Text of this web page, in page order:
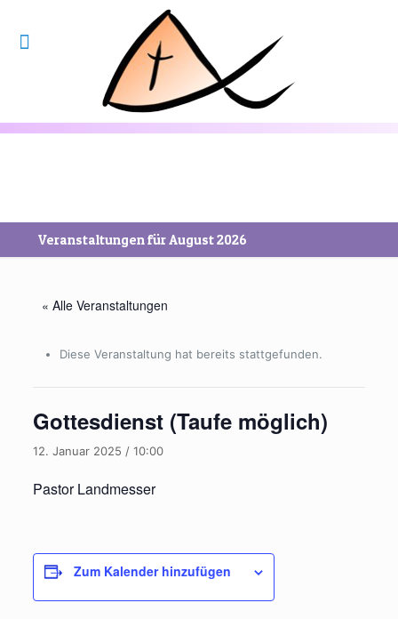
Veranstaltungen für August 2026
« Alle Veranstaltungen
Diese Veranstaltung hat bereits stattgefunden.
Gottesdienst (Taufe möglich)
12. Januar 2025 / 10:00
Pastor Landmesser
Zum Kalender hinzufügen